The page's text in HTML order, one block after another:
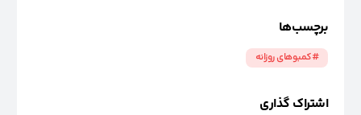
برچسب‌ها
#کمبوهای روزانه
اشتراک گذاری